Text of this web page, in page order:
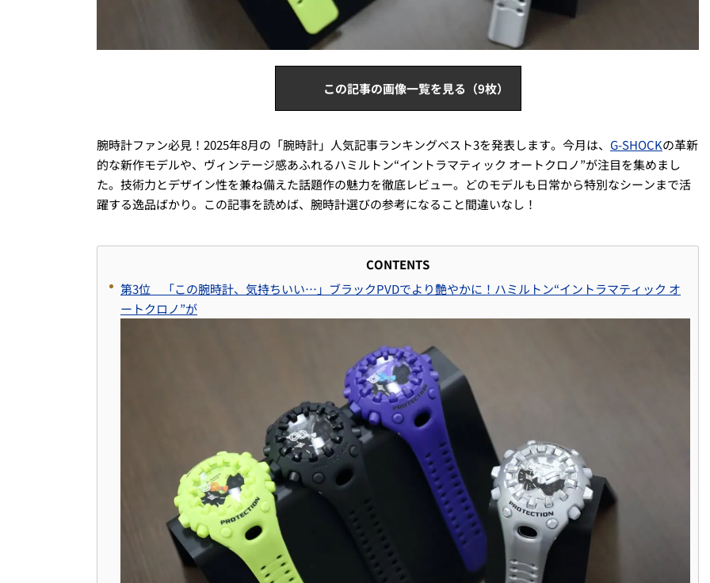
この記事の画像一覧を見る（9枚）
腕時計ファン必見！2025年8月の「腕時計」人気記事ランキングベスト3を発表します。今月は、 G-SHOCKの革新
的な新作モデルや、ヴィンテージ感あふれるハミルトン“イントラマティック オートクロノ”が注目を集めまし
た。技術力とデザイン性を兼ね備えた話題作の魅力を徹底レビュー。どのモデルも日常から特別なシーンまで活
躍する逸品ばかり。この記事を読めば、腕時計選びの参考になること間違いなし！
CONTENTS
第3位 「この腕時計、気持ちいい…」ブラックPVDでより艶やかに！ハミルトン“イントラマティック オ
ートクロノ”が